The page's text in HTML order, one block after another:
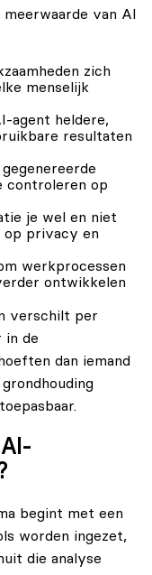
van AI
zich
menselijk
agent heldere,
resultaten
controleren op
je wel en niet
op privacy en
werkprocessen
ontwikkelen
verschilt per
in de
dan iemand
begint met een
worden ingezet,
die analyse